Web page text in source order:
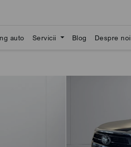
auto Servicii Blog Despre noi